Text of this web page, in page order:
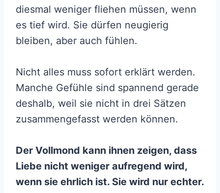
diesmal weniger fliehen müssen, wenn
es tief wird. Sie dürfen neugierig
bleiben, aber auch fühlen.
Nicht alles muss sofort erklärt werden.
Manche Gefühle sind spannend gerade
deshalb, weil sie nicht in drei Sätzen
zusammengefasst werden können.
Der Vollmond kann ihnen zeigen, dass
Liebe nicht weniger aufregend wird,
wenn sie ehrlich ist. Sie wird nur echter.